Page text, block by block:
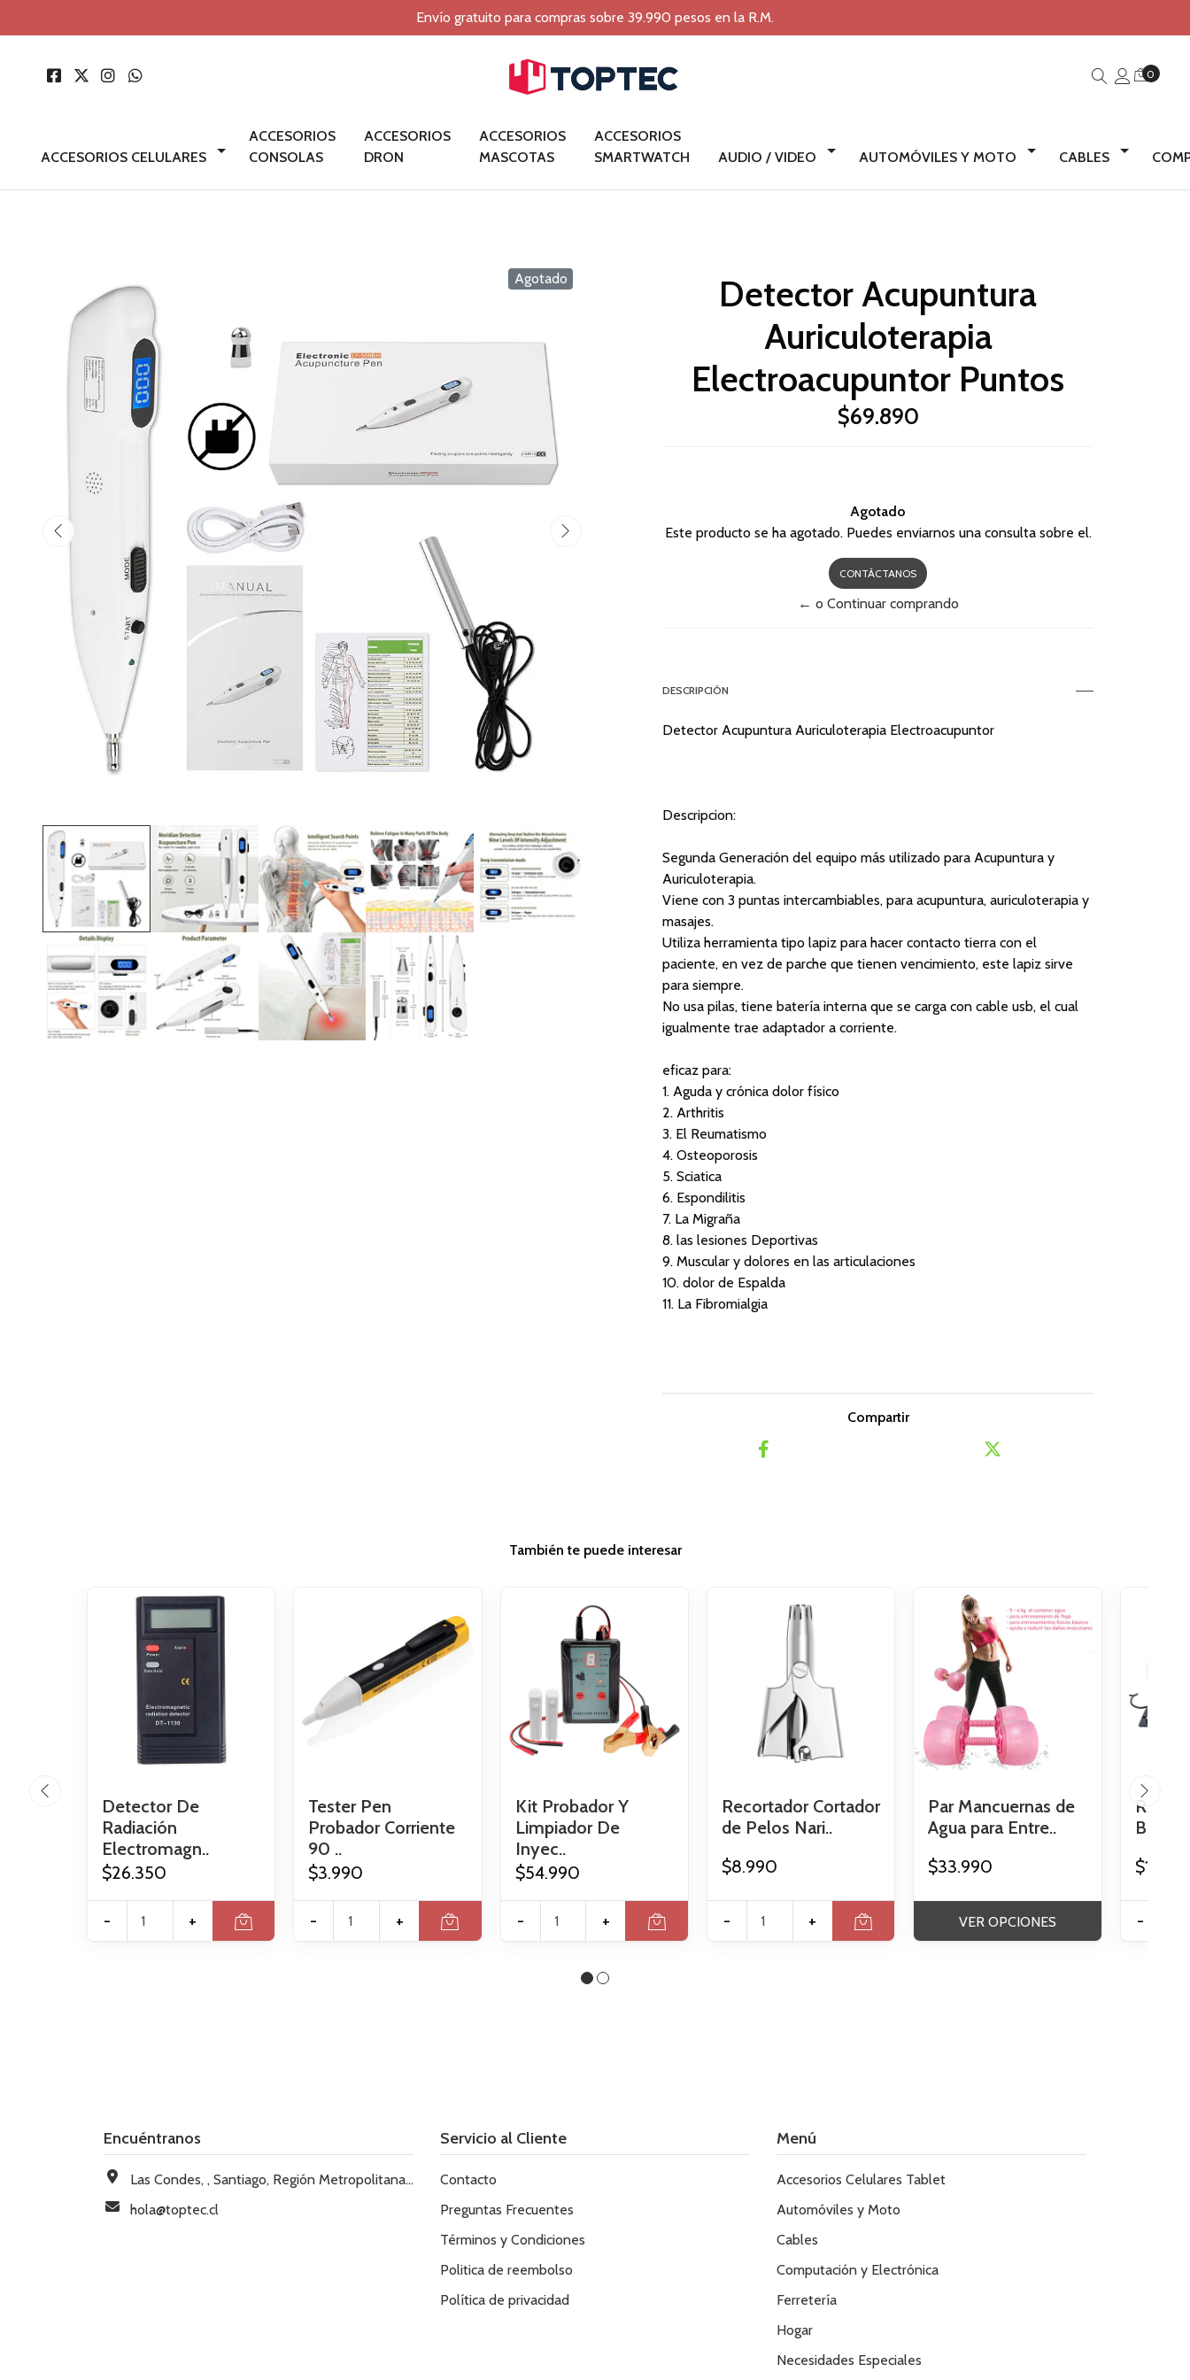
Envío gratuito para compras sobre 39.990 pesos en la R.M.
0
ACCESORIOS CELULARES
ACCESORIOS
CONSOLAS
ACCESORIOS
DRON
ACCESORIOS
MASCOTAS
ACCESORIOS
SMARTWATCH
AUDIO / VIDEO AUTOMÓVILES Y MOTO CABLES
Agotado
Detector Acupuntura
Auriculoterapia
Electroacupuntor Puntos
$69.890
Agotado
Este producto se ha agotado. Puedes enviarnos una consulta sobre el.
CONTÁCTANOS
← o Continuar comprando
DESCRIPCIÓN
Detector Acupuntura Auriculoterapia Electroacupuntor
Descripcion:
Segunda Generación del equipo más utilizado para Acupuntura y
Auriculoterapia.
Viene con 3 puntas intercambiables, para acupuntura, auriculoterapia y
masajes.
Utiliza herramienta tipo lapiz para hacer contacto tierra con el
paciente, en vez de parche que tienen vencimiento, este lapiz sirve
para siempre.
No usa pilas, tiene batería interna que se carga con cable usb, el cual
igualmente trae adaptador a corriente.
eficaz para:
1. Aguda y crónica dolor físico
2. Arthritis
3. El Reumatismo
4. Osteoporosis
5. Sciatica
6. Espondilitis
7. La Migraña
8. las lesiones Deportivas
9. Muscular y dolores en las articulaciones
10. dolor de Espalda
11. La Fibromialgia
Compartir
También te puede interesar
Detector De
Radiación
Electromagn..
$26.350
- +
Tester Pen
Probador Corriente
90 ..
$3.990
- +
Kit Probador Y
Limpiador De
Inyec..
$54.990
- +
Recortador Cortador
de Pelos Nari..
$8.990
- +
Par Mancuernas de
Agua para Entre..
$33.990
VER OPCIONES -
Encuéntranos
Las Condes, , Santiago, Región Metropolitana, Chile
hola@toptec.cl
Servicio al Cliente
Contacto
Preguntas Frecuentes
Términos y Condiciones
Politica de reembolso
Política de privacidad
Menú
Accesorios Celulares Tablet
Automóviles y Moto
Cables
Computación y Electrónica
Ferretería
Hogar
Necesidades Especiales